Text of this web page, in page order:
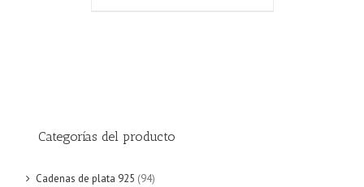
Categorías del producto
Cadenas de plata 925 (94)